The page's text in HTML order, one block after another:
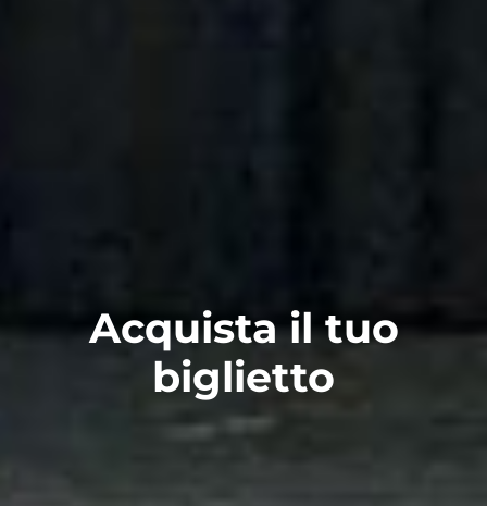
Acquista il tuo
biglietto